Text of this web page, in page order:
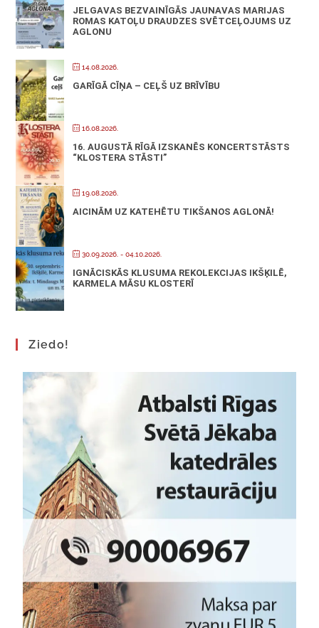
JELGAVAS BEZVAINĪGĀS JAUNAVAS MARIJAS
ROMAS KATOĻU DRAUDZES SVĒTCEĻOJUMS UZ
AGLONU
14.08.2026.
GARĪGĀ CĪŅA – CEĻŠ UZ BRĪVĪBU
16.08.2026.
16. AUGUSTĀ RĪGĀ IZSKANĒS KONCERTSTĀSTS
“KLOSTERA STĀSTI”
19.08.2026.
AICINĀM UZ KATEHĒTU TIKŠANOS AGLONĀ!
30.09.2026. - 04.10.2026.
IGNĀCISKĀS KLUSUMA REKOLEKCIJAS IKŠĶILĒ,
KARMELA MĀSU KLOSTERĪ
Ziedo!